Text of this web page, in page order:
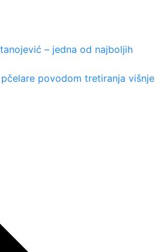
– jedna od najboljih
povodom tretiranja višnje